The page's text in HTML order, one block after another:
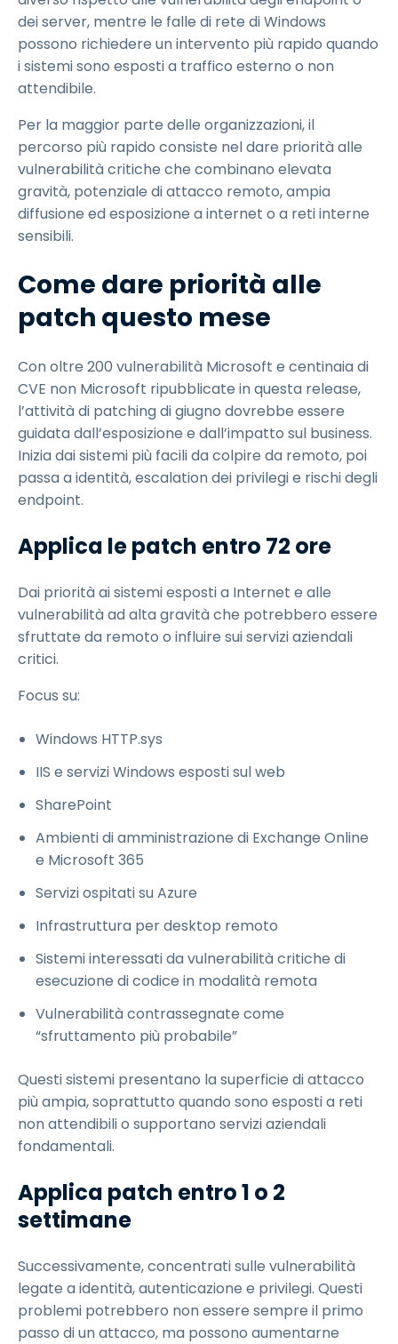
dei server, mentre le falle di rete di Windows
possono richiedere un intervento più rapido quando
i sistemi sono esposti a traffico esterno o non
attendibile.
Per la maggior parte delle organizzazioni, il
percorso più rapido consiste nel dare priorità alle
vulnerabilità critiche che combinano elevata
gravità, potenziale di attacco remoto, ampia
diffusione ed esposizione a internet o a reti interne
sensibili.
Come dare priorità alle
patch questo mese
Con oltre 200 vulnerabilità Microsoft e centinaia di
CVE non Microsoft ripubblicate in questa release,
l’attività di patching di giugno dovrebbe essere
guidata dall’esposizione e dall’impatto sul business.
Inizia dai sistemi più facili da colpire da remoto, poi
passa a identità, escalation dei privilegi e rischi degli
endpoint.
Applica le patch entro 72 ore
Dai priorità ai sistemi esposti a Internet e alle
vulnerabilità ad alta gravità che potrebbero essere
sfruttate da remoto o influire sui servizi aziendali
critici.
Focus su:
Windows HTTP.sys
IIS e servizi Windows esposti sul web
SharePoint
Ambienti di amministrazione di Exchange Online
e Microsoft 365
Servizi ospitati su Azure
Infrastruttura per desktop remoto
Sistemi interessati da vulnerabilità critiche di
esecuzione di codice in modalità remota
Vulnerabilità contrassegnate come
“sfruttamento più probabile”
Questi sistemi presentano la superficie di attacco
più ampia, soprattutto quando sono esposti a reti
non attendibili o supportano servizi aziendali
fondamentali.
Applica patch entro 1 o 2
settimane
Successivamente, concentrati sulle vulnerabilità
legate a identità, autenticazione e privilegi. Questi
problemi potrebbero non essere sempre il primo
passo di un attacco, ma possono aumentarne